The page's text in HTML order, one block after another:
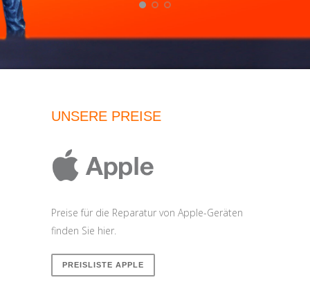
UNSERE PREISE
Preise für die Reparatur von Apple-Geräten
finden Sie hier.
PREISLISTE APPLE